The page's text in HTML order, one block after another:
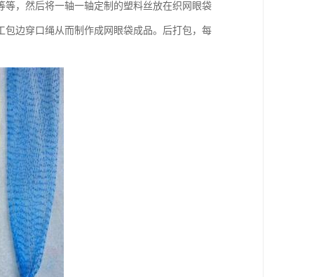
，然后将一轴一轴定制的塑料丝放在织网眼袋
边穿口绳从而制作成网眼袋成品。后打包，每